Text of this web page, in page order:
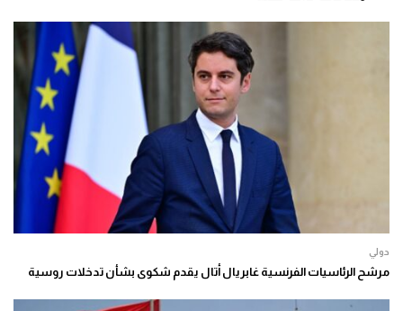
دولي
مرشح الرئاسيات الفرنسية غابريال أتال يقدم شكوى بشأن تدخلات روسية